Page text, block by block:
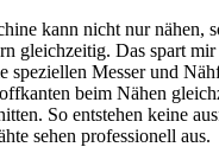
kann nicht nur nähen,
gleichzeitig. Das spart
Messer und
beim Nähen
So entstehen keine
sehen professionell aus.